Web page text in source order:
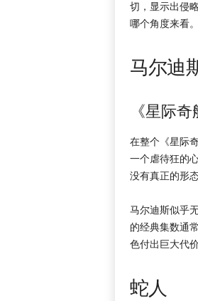
切，显示出侵
哪个角度来看。
马尔迪
《星际奇
在整个《星际
一个虐待狂的
没有真正的形
马尔迪斯似乎
的经典集数通
色付出巨大代
蛇人